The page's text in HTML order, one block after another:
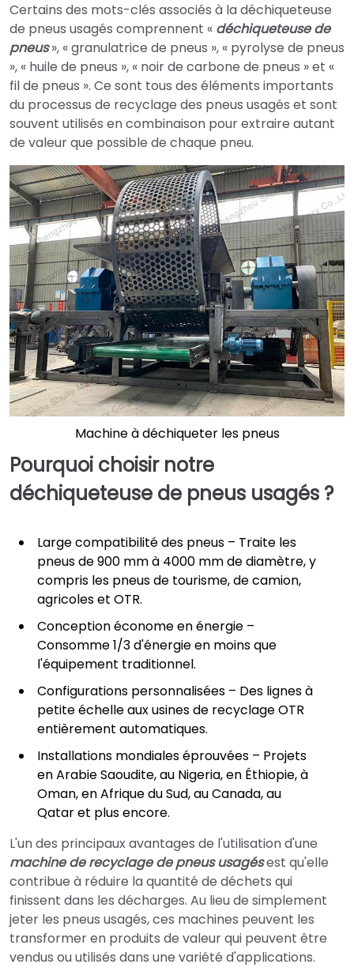
Certains des mots-clés associés à la déchiqueteuse
de pneus usagés comprennent « déchiqueteuse de
pneus», « granulatrice de pneus », « pyrolyse de pneus
», « huile de pneus », « noir de carbone de pneus » et «
fil de pneus ». Ce sont tous des éléments importants
du processus de recyclage des pneus usagés et sont
souvent utilisés en combinaison pour extraire autant
de valeur que possible de chaque pneu.
Machine à déchiqueter les pneus
Pourquoi choisir notre
déchiqueteuse de pneus usagés ?
Large compatibilité des pneus – Traite les
pneus de 900 mm à 4000 mm de diamètre, y
compris les pneus de tourisme, de camion,
agricoles et OTR.
Conception économe en énergie –
Consomme 1/3 d'énergie en moins que
l'équipement traditionnel.
Configurations personnalisées – Des lignes à
petite échelle aux usines de recyclage OTR
entièrement automatiques.
Installations mondiales éprouvées – Projets
en Arabie Saoudite, au Nigeria, en Éthiopie, à
Oman, en Afrique du Sud, au Canada, au
Qatar et plus encore.
L'un des principaux avantages de l'utilisation d'une
machine de recyclage de pneus usagésest qu'elle
contribue à réduire la quantité de déchets qui
finissent dans les décharges. Au lieu de simplement
jeter les pneus usagés, ces machines peuvent les
transformer en produits de valeur qui peuvent être
vendus ou utilisés dans une variété d'applications.